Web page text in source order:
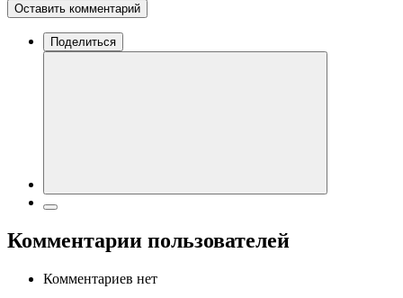
Оставить комментарий
Поделиться
Комментарии пользователей
Комментариев нет